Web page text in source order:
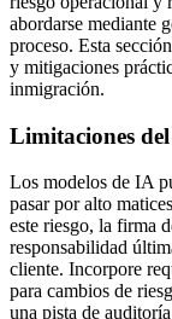
abordarse mediante
proceso. Esta
y mitigaciones
inmigración.
Limitaciones
Los modelos de IA
pasar por alto
este riesgo, la firma
responsabilidad
cliente. Incorpore
para cambios de
una pista de